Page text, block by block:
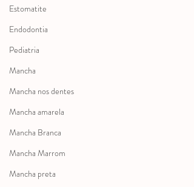
Estomatite
Endodontia
Pediatria
Mancha
Mancha nos dentes
Mancha amarela
Mancha Branca
Mancha Marrom
Mancha preta